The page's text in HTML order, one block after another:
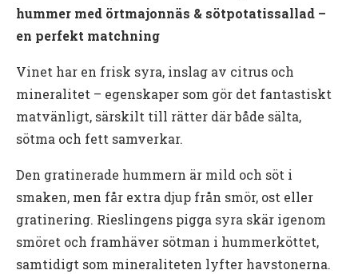
hummer med örtmajonnäs & sötpotatissallad –
en perfekt matchning
Vinet har en frisk syra, inslag av citrus och
mineralitet – egenskaper som gör det fantastiskt
matvänligt, särskilt till rätter där både sälta,
sötma och fett samverkar.
Den gratinerade hummern är mild och söt i
smaken, men får extra djup från smör, ost eller
gratinering. Rieslingens pigga syra skär igenom
smöret och framhäver sötman i hummerköttet,
samtidigt som mineraliteten lyfter havstonerna.